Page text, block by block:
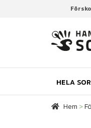
HELA
Hem
Hem >